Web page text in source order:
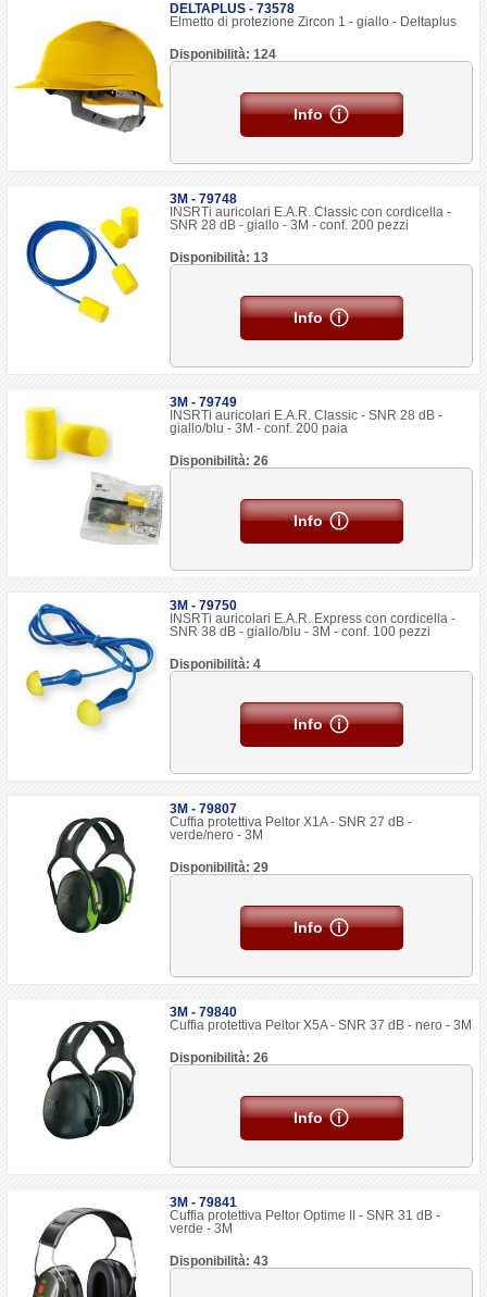
DELTAPLUS - 73578
Elmetto di protezione Zircon 1 - giallo - Deltaplus
Disponibilità: 124
Info
3M - 79748
INSRTi auricolari E.A.R. Classic con cordicella -
SNR 28 dB - giallo - 3M - conf. 200 pezzi
Disponibilità: 13
Info
3M - 79749
INSRTi auricolari E.A.R. Classic - SNR 28 dB -
giallo/blu - 3M - conf. 200 paia
Disponibilità: 26
Info
3M - 79750
INSRTi auricolari E.A.R. Express con cordicella -
SNR 38 dB - giallo/blu - 3M - conf. 100 pezzi
Disponibilità: 4
Info
3M - 79807
Cuffia protettiva Peltor X1A - SNR 27 dB -
verde/nero - 3M
Disponibilità: 29
Info
3M - 79840
Cuffia protettiva Peltor X5A - SNR 37 dB - nero - 3M
Disponibilità: 26
Info
3M - 79841
Cuffia protettiva Peltor Optime II - SNR 31 dB -
verde - 3M
Disponibilità: 43